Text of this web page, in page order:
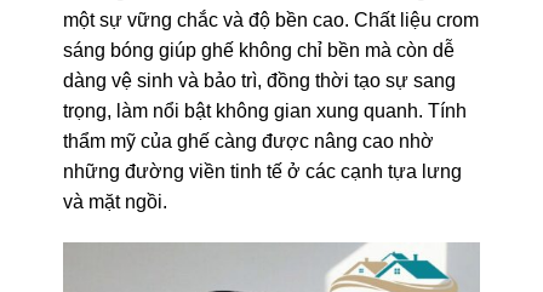
một sự vững chắc và độ bền cao. Chất liệu crom
sáng bóng giúp ghế không chỉ bền mà còn dễ
dàng vệ sinh và bảo trì, đồng thời tạo sự sang
trọng, làm nổi bật không gian xung quanh. Tính
thẩm mỹ của ghế càng được nâng cao nhờ
những đường viền tinh tế ở các cạnh tựa lưng
và mặt ngồi.